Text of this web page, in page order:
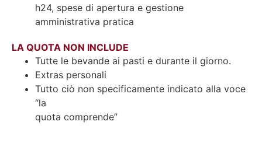
h24, spese di apertura e gestione
amministrativa pratica
LA QUOTA NON INCLUDE
Tutte le bevande ai pasti e durante il giorno.
Extras personali
Tutto ciò non specificamente indicato alla voce
“la
quota comprende”